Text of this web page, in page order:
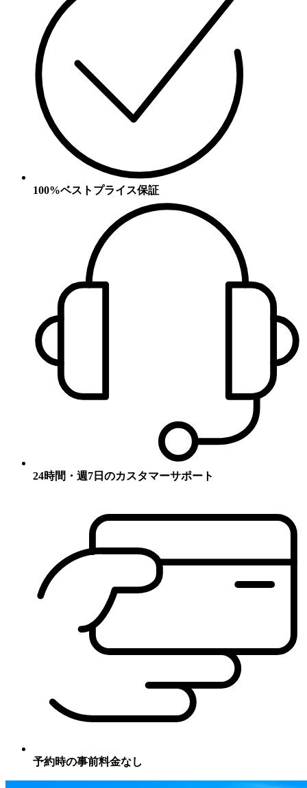
100%ベストプライス保証
24時間・週7日のカスタマーサポート
予約時の事前料金なし